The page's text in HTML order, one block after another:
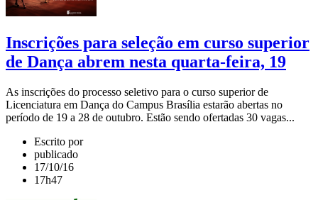
Inscrições para seleção em curso superior
de Dança abrem nesta quarta-feira, 19
As inscrições do processo seletivo para o curso superior de
Licenciatura em Dança do Campus Brasília estarão abertas no
período de 19 a 28 de outubro. Estão sendo ofertadas 30 vagas...
Escrito por
publicado
17/10/16
17h47